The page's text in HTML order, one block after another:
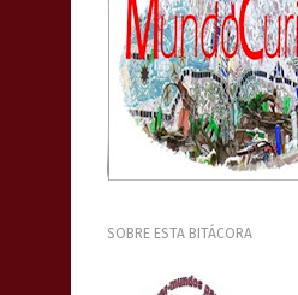
SOBRE ESTA BITÁCORA